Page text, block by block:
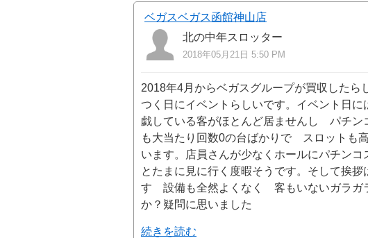
ベガスベガス函館神山店
北の中年スロッター
2018年05月21日 5:50 PM
2018年4月からベガスグループが買収した
つく日にイベントらしいです。イベント日
戯している客がほとんど居ませんし パチン
も大当たり回数0の台ばかりで スロットも
います。店員さんが少なくホールにパチン
とたまに見に行く度暇そうです。そして挨
す 設備も全然よくなく 客もいないガラガ
か？疑問に思いました
続きを読む